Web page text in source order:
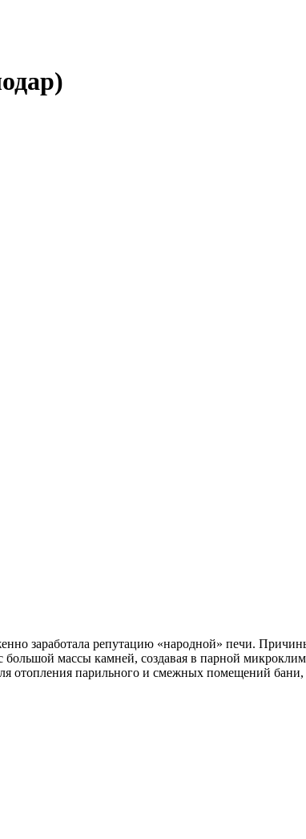
заработала репутацию «народной» печи.
массы камней, создавая в парной
отопления парильного и смежных помещений